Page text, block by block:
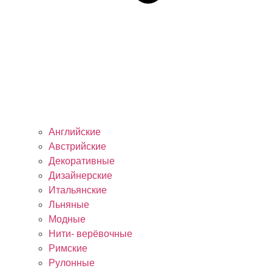
Английские
Австрийские
Декоративные
Дизайнерские
Итальянские
Льняные
Модные
Нити- верёвочные
Римские
Рулонные